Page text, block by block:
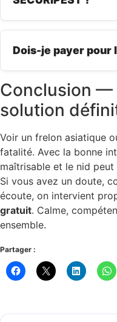
Dois-je payer pour
Conclusion —
solution
Voir un frelon asiatique
fatalité. Avec la bonne
maîtrisable et le nid
Si vous avez un doute,
écoute, on intervient
gratuit. Calme,
ensemble.
Partager :